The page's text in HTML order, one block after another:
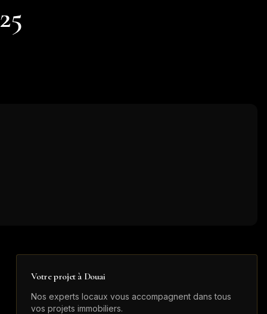
Votre projet à Douai
Nos experts locaux vous accompagnent dans tous
vos projets immobiliers.